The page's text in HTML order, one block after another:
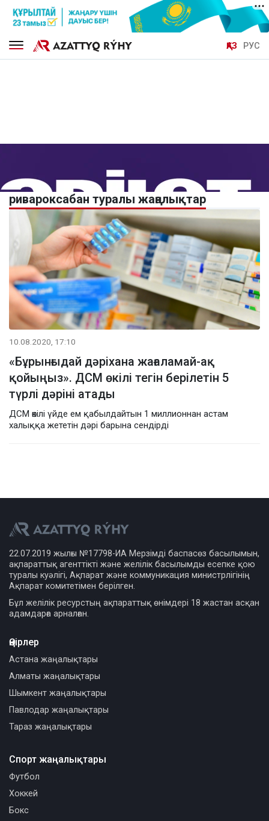
ҚАЗ РУС
ривароксабан туралы жаңалықтар
10.08.2020, 17:10
«Бұрынғыдай дәріхана жағаламай-ақ
қойыңыз». ДСМ өкілі тегін берілетін 5
түрлі дәріні атады
ДСМ өкілі үйде ем қабылдайтын 1 миллионнан астам
халыққа жететін дәрі барына сендірді
22.07.2019 жылғы №17798-ИА Мерзімді баспасөз басылымын,
ақпараттық агенттікті және желілік басылымды есепке қою
туралы куәлігі, Ақпарат және коммуникация министрлігінің
Ақпарат комитетімен берілген.
Бұл желілік ресурстың ақпараттық өнімдері 18 жастан асқан
адамдарға арналған.
Өңірлер
Астана жаңалықтары
Алматы жаңалықтары
Шымкент жаңалықтары
Павлодар жаңалықтары
Тараз жаңалықтары
Спорт жаңалықтары
Футбол
Хоккей
Бокс